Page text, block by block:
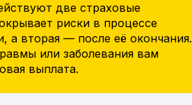
две страховые
риски в процессе
а вторая — после её окончания.
или заболевания вам
выплата.